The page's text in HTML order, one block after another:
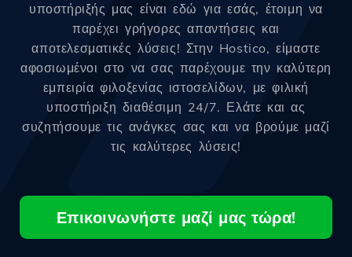
υποστήριξής μας είναι εδώ για εσάς, έτοιμη να
παρέχει γρήγορες απαντήσεις και
αποτελεσματικές λύσεις! Στην Hostico, είμαστε
αφοσιωμένοι στο να σας παρέχουμε την καλύτερη
εμπειρία φιλοξενίας ιστοσελίδων, με φιλική
υποστήριξη διαθέσιμη 24/7. Ελάτε και ας
συζητήσουμε τις ανάγκες σας και να βρούμε μαζί
τις καλύτερες λύσεις!
Επικοινωνήστε μαζί μας τώρα!